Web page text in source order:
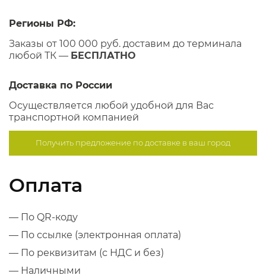
Регионы РФ:
Заказы от 100 000 руб. доставим до терминала
любой ТК — БЕСПЛАТНО
Доставка по России
Осуществляется любой удобной для Вас
транспортной компанией
Получить предложение подоставке в ваш город
Оплата
— По QR-коду
— По ссылке (электронная оплата)
— По реквизитам (с НДС и без)
— Наличными